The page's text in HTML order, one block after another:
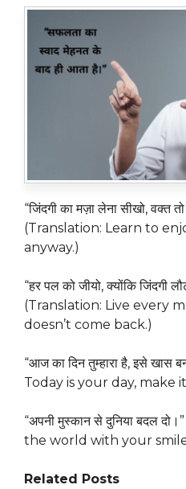
“जिंदगी का मज़ा लेना सीखो, वक्त
(Translation: Learn to
anyway.)
“हर पल को जीयो, क्योंकि जिंदगी
(Translation: Live every
doesn’t come back.)
“आज का दिन तुम्हारा है, इसे
Today is your day, make
“अपनी मुस्कान से दुनिया बदल
the world with your
Related Posts